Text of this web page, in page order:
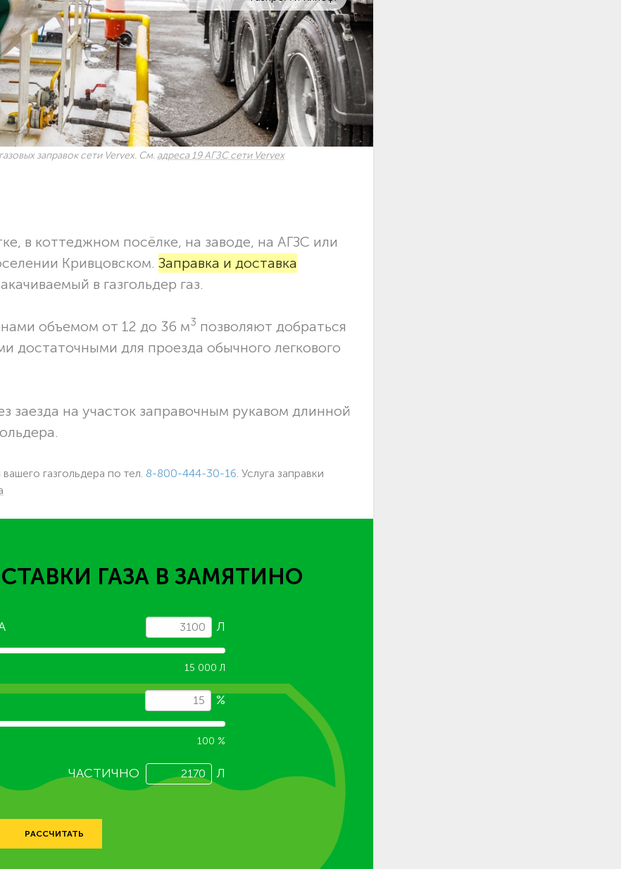
заправок сети Vervex. См. адреса 19 АГЗС сети Vervex
в коттеджном посёлке, на заводе, на АГЗС или
Кривцовском. Заправка и доставка
в газгольдер газ.
объемом от 12 до 36 м3 позволяют добраться
достаточными для проезда обычного легкового
заезда на участок заправочным рукавом длинной
газгольдера по тел. 8-800-444-30-16 . Услуга заправки
ГАЗА В ЗАМЯТИНО
Л
15 000 Л
%
100 %
ЧАСТИЧНО Л
РАССЧИТАТЬ